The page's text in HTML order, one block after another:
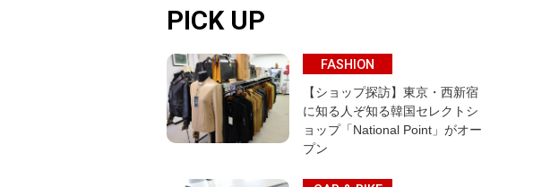
PICK UP
FASHION
【ショップ探訪】東京・西新宿
に知る人ぞ知る韓国セレクトシ
ョップ「National Point」がオー
プン